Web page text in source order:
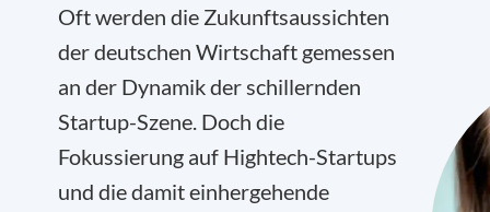
Oft werden die Zukunftsaussichten
der deutschen Wirtschaft gemessen
an der Dynamik der schillernden
Startup-Szene. Doch die
Fokussierung auf Hightech-Startups
und die damit einhergehende